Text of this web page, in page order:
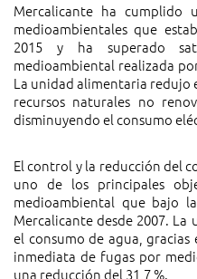
Mercalicante ha cumplido
medioambientales que
2015 y ha superado
medioambiental realizada
La unidad alimentaria redujo
recursos naturales no
disminuyendo el consumo
El control y la reducción del
uno de los principales
medioambiental que bajo
Mercalicante desde 2007.
el consumo de agua,
inmediata de fugas por
una reducción del 31,7 %.